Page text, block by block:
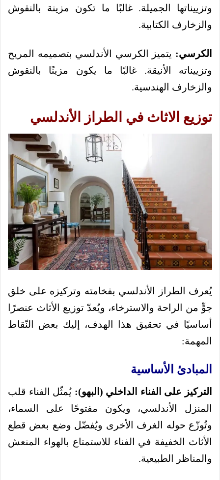
وتزييناتها الجميلة. غالبًا ما تكون مزينة بالنقوش
والزخارف الكتابية.
الكرسي: يتميز الكرسي الأندلسي بتصميمه المريح
وتزييناته الأنيقة. غالبًا ما يكون مزينًا بالنقوش
والزخارف الهندسية.
توزيع الاثاث في الطراز الأندلسي
يُعرف الطراز الأندلسي بفخامته وتركيزه على خلق
جوٍّ من الراحة والاسترخاء، ويُعدّ توزيع الأثاث عنصرًا
أساسيًا في تحقيق هذا الهدف، إليك بعض النّقاط
المهمة:
المبادئ الأساسية
التركيز على الفناء الداخلي (البهو): يُمثّل الفناء قلب
المنزل الأندلسي، ويكون مفتوحًا على السماء،
وتُوزّع حوله الغرف الأخرى ويُفضّل وضع بعض قطع
الأثاث الخفيفة في الفناء للاستمتاع بالهواء المنعش
والمناظر الطبيعية.